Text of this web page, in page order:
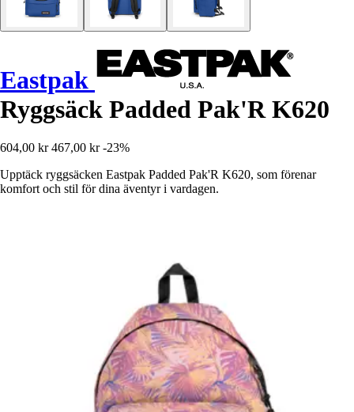
Eastpak
Ryggsäck Padded Pak'R K620
604,00 kr 467,00 kr -23%
Upptäck ryggsäcken Eastpak Padded Pak'R K620, som förenar
komfort och stil för dina äventyr i vardagen.